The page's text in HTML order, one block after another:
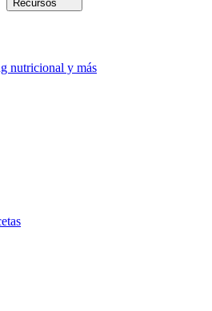
Recursos
nutricional y más